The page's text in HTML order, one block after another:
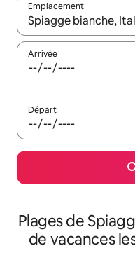
Emplacement
Quand les résultats
Arrivée
Départ
Plages de
de vacances